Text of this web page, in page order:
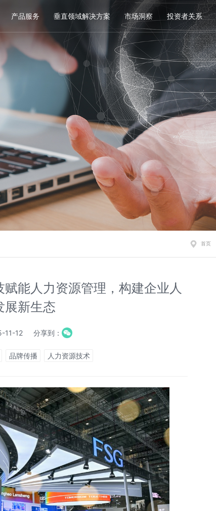
产品服务 垂直领域解决方案 市场洞察 投资者关系
首页
能人力资源管理，构建企业人
展新生态
11-12 分享到：
品牌传播 人力资源技术